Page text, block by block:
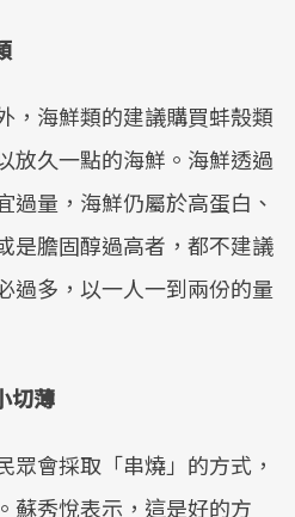
，海鮮類的建議購買蚌殼類
放久一點的海鮮。海鮮透過
過量，海鮮仍屬於高蛋白、
是膽固醇過高者，都不建議
過多，以一人一到兩份的量
切薄
眾會採取「串燒」的方式，
蘇秀悅表示，這是好的方